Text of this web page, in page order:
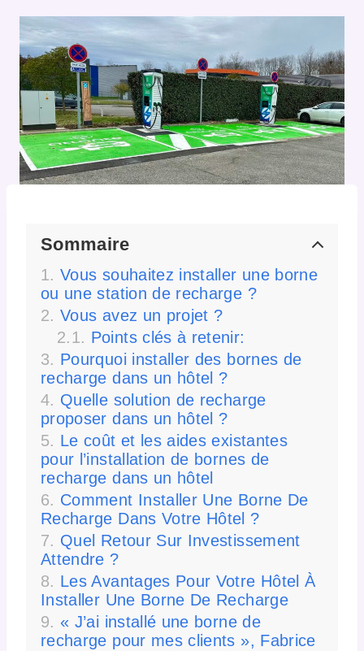
Sommaire
Vous souhaitez installer une borne
ou une station de recharge ?
Vous avez un projet ?
Points clés à retenir:
Pourquoi installer des bornes de
recharge dans un hôtel ?
Quelle solution de recharge
proposer dans un hôtel ?
Le coût et les aides existantes
pour l’installation de bornes de
recharge dans un hôtel
Comment Installer Une Borne De
Recharge Dans Votre Hôtel ?
Quel Retour Sur Investissement
Attendre ?
Les Avantages Pour Votre Hôtel À
Installer Une Borne De Recharge
« J’ai installé une borne de
recharge pour mes clients », Fabrice